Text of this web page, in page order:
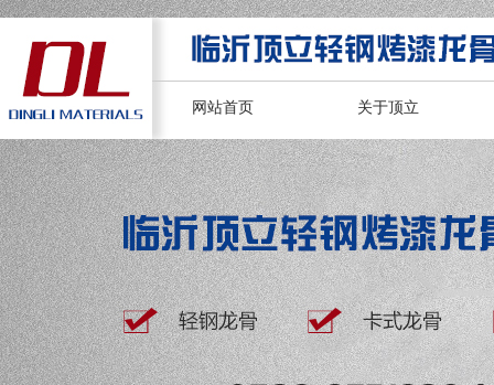
网站首页 关于顶立